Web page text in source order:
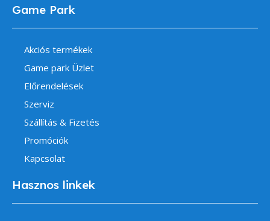
Game Park
Akciós termékek
Game park Üzlet
Előrendelések
Szerviz
Szállítás & Fizetés
Promóciók
Kapcsolat
Hasznos linkek